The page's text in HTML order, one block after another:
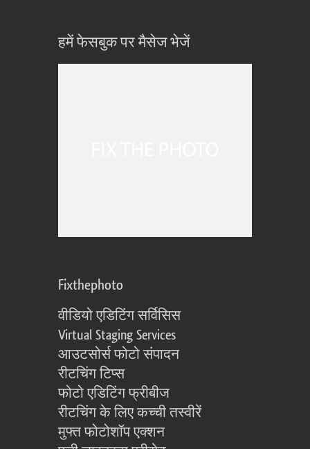
हमें फेसबुक पर मैसेज भेजें
Fixthephoto
वीडियो एडिटिंग सर्विसिस
Virtual Staging Services
आउटसोर्स फोटो संपादन
रीटचिंग टिप्स
फोटो एडिटिंग फ्रीबीज
रीटचिंग के लिए कच्ची तस्वीरें
मुफ्त फोटोशॉप एक्शन